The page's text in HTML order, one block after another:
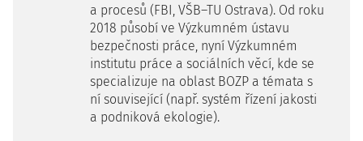
a procesů (FBI, VŠB–TU Ostrava). Od roku
2018 působí ve Výzkumném ústavu
bezpečnosti práce, nyní Výzkumném
institutu práce a sociálních věcí, kde se
specializuje na oblast BOZP a témata s
ní související (např. systém řízení jakosti
a podniková ekologie).